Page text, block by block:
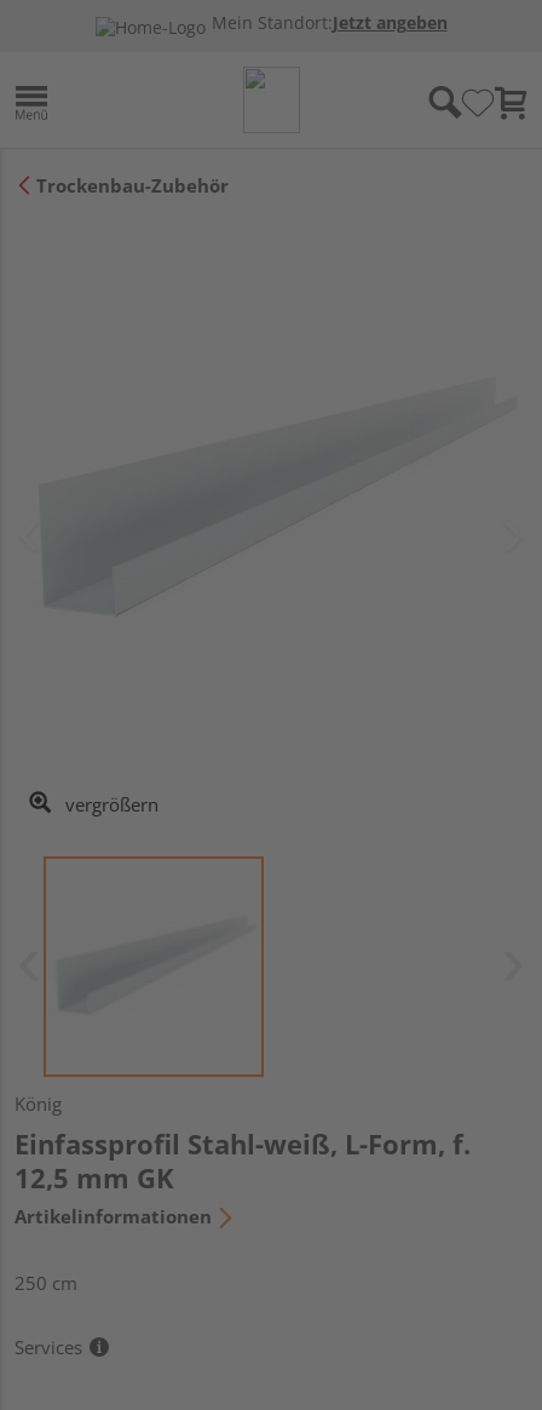
Mein Standort:Jetzt angeben
Trockenbau-Zubehör
vergrößern
König
Einfassprofil Stahl-weiß, L-Form, f.
12,5 mm GK
Artikelinformationen
250 cm
Services